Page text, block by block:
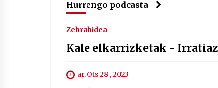
Hurrengo podcasta
Zebrabidea
Kale elkarrizketak - Irratiaz
ar. Ots 28 , 2023